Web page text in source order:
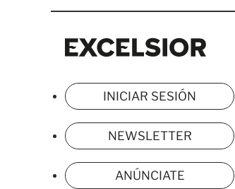
INICIAR SESIÓN
NEWSLETTER
ANÚNCIATE